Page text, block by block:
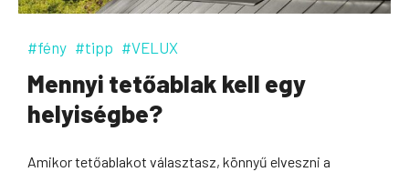
#fény #tipp #VELUX
Mennyi tetőablak kell egy
helyiségbe?
Amikor tetőablakot választasz, könnyű elveszni a